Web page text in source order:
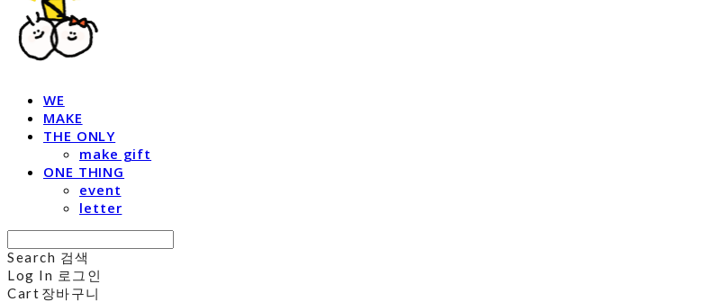
WE
MAKE
THE ONLY
make gift
ONE THING
event
letter
Search 검색
Log In 로그인
Cart 장바구니